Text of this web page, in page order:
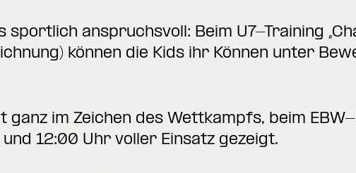
sportlich anspruchsvoll: Beim U7-Training
können die Kids ihr Können unter
ganz im Zeichen des Wettkampfs, beim
12:00 Uhr voller Einsatz gezeigt.